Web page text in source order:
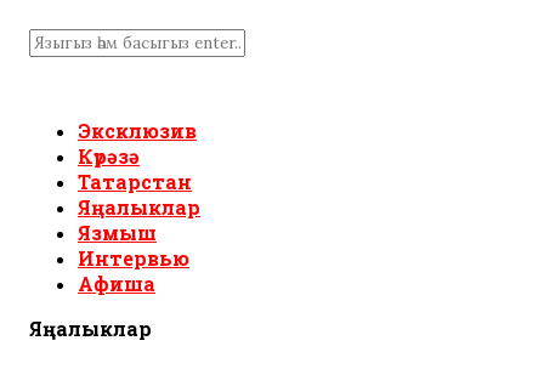
Эксклюзив
Күрәзә
Татарстан
Яңалыклар
Язмыш
Интервью
Афиша
Яңалыклар